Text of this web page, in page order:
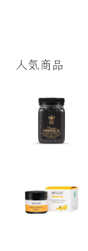
人気商品